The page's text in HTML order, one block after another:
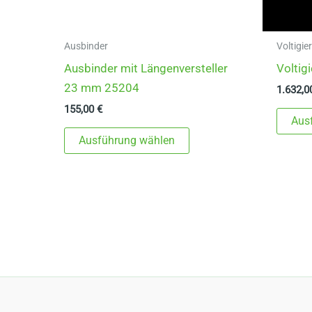
Ausbinder
Ausbinder mit Längenversteller
23 mm 25204
155,00€
Ausführung wählen
Dieses
Produkt